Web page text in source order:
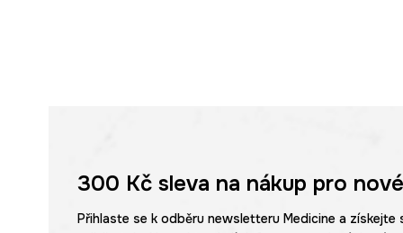
300 Kčsleva na nákup pro
Přihlaste se k odběru newsletteru Medicine a získejte